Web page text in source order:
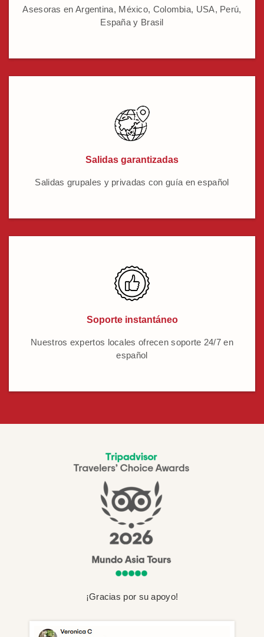
Asesoras en Argentina, México, Colombia, USA, Perú,
España y Brasil
Salidas garantizadas
Salidas grupales y privadas con guía en español
Soporte instantáneo
Nuestros expertos locales ofrecen soporte 24/7 en
español
¡Gracias por su apoyo!